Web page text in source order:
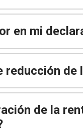
en mi
reducción de
de la